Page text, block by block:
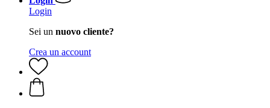
Login
Sei un nuovo cliente?
Crea un account